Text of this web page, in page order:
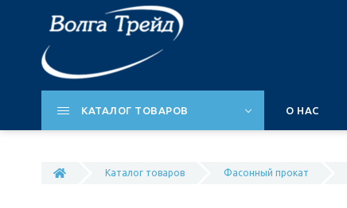
КАТАЛОГ ТОВАРОВ О НАС
Каталог товаров Фасонный прокат